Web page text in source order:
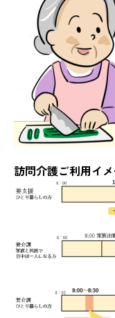
訪問介護ご利用イ